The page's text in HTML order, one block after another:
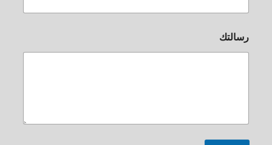
رسالتك